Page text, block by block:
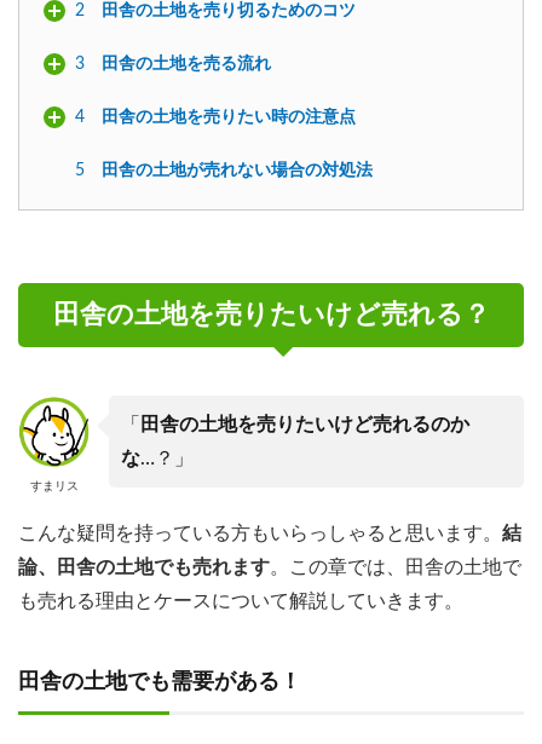
2 田舎の土地を売り切るためのコツ
3 田舎の土地を売る流れ
4 田舎の土地を売りたい時の注意点
5 田舎の土地が売れない場合の対処法
田舎の土地を売りたいけど売れる？
すまリス
「 田舎の土地を売りたいけど売れるのか
な…？」
こんな疑問を持っている方もいらっしゃると思います。 結
論、田舎の土地でも売れます。この章では、田舎の土地で
も売れる理由とケースについて解説していきます。
田舎の土地でも需要がある！